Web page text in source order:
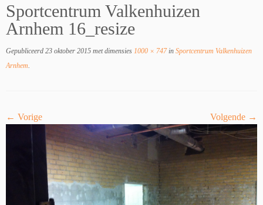
Sportcentrum Valkenhuizen
Arnhem 16_resize
Gepubliceerd 23 oktober 2015 met dimensies 1000 × 747in Sportcentrum Valkenhuizen
Arnhem
← Vorige Volgende →